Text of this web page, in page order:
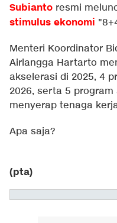
Subianto resmi
stimulus ekonomi
Menteri Koordinator
Airlangga Hartarto
akselerasi di 2025, 4
2026, serta 5
menyerap tenaga
Apa saja?
(pta)